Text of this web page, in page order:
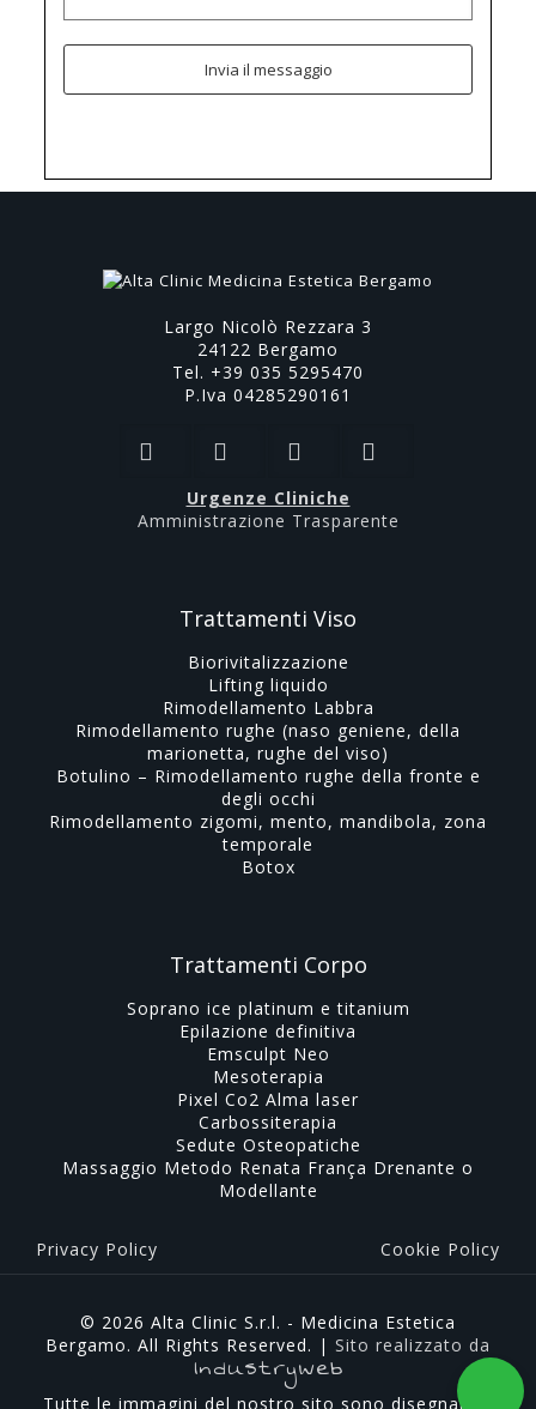
Largo Nicolò Rezzara 3
24122 Bergamo
Tel. +39 035 5295470
P.Iva 04285290161
Urgenze Cliniche
Amministrazione Trasparente
Trattamenti Viso
Biorivitalizzazione
Lifting liquido
Rimodellamento Labbra
Rimodellamento rughe (naso geniene, della
marionetta, rughe del viso)
Botulino – Rimodellamento rughe della fronte e
degli occhi
Rimodellamento zigomi, mento, mandibola, zona
temporale
Botox
Trattamenti Corpo
Soprano ice platinum e titanium
Epilazione definitiva
Emsculpt Neo
Mesoterapia
Pixel Co2 Alma laser
Carbossiterapia
Sedute Osteopatiche
Massaggio Metodo Renata França Drenante o
Modellante
Privacy Policy Cookie Policy
© 2026 Alta Clinic S.r.l. - Medicina Estetica
Bergamo. All Rights Reserved. | Sito realizzato da
Industryweb
Tutte le immagini del nostro sito sono disegnate a